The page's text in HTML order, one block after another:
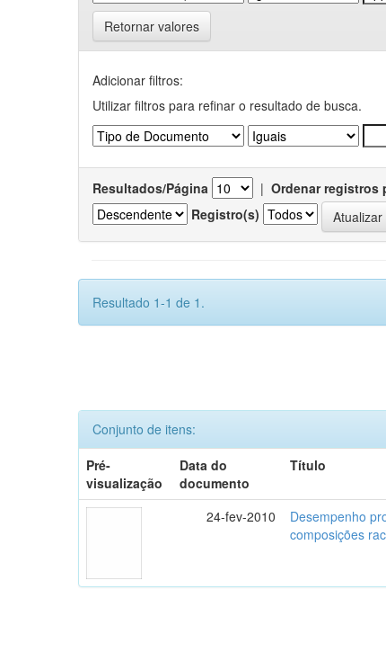
Retornar valores
Adicionar filtros:
Utilizar filtros para refinar o resultado de busca.
Resultados/Página | Ordenar registros
Registro(s)
Resultado 1-1 de 1.
Conjunto de itens:
Pré-
visualização
Data do
documento
Título
24-fev-2010
Desempenho
composições